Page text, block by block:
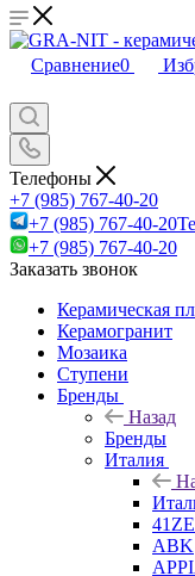
Сравнение0
Телефоны
+7 (985) 767-40-20
+7 (985) 767-40-20
+7 (985) 767-40-20
Заказать звонок
Керамическая
Керамогранит
Мозаика
Ступени
Бренды
Назад
Бренды
Италия
ABK